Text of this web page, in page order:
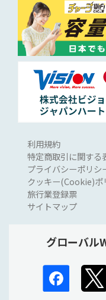
利用規約
特定商取引に関する
プライバシーポリシ
クッキー(Cookie)ポ
旅行業登録票
サイトマップ
グローバル